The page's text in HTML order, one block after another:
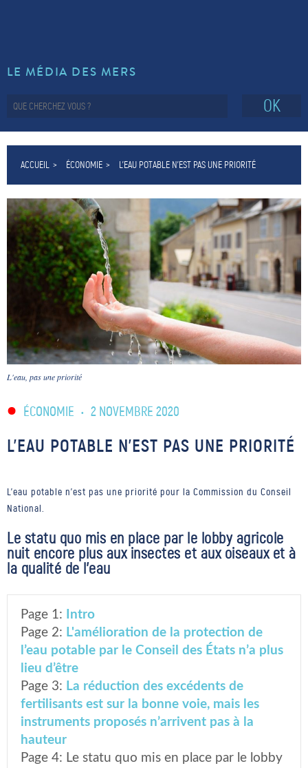
LE MÉDIA DES MERS
OK
ACCUEIL ÉCONOMIE L’EAU POTABLE N’EST PAS UNE PRIORITÉ
L'eau, pas une priorité
ÉCONOMIE • 2 NOVEMBRE 2020
L’EAU POTABLE N’EST PAS UNE PRIORITÉ
L'eau potable n'est pas une priorité pour la Commission du Conseil
National.
Le statu quo mis en place par le lobby agricole
nuit encore plus aux insectes et aux oiseaux et à
la qualité de l’eau
Page 1:
Intro
Page 2: L'amélioration de la protection de
l’eau potable par le Conseil des États n’a plus
lieu d’être
Page 3: La réduction des excédents de
fertilisants est sur la bonne voie, mais les
instruments proposés n’arrivent pas à la
hauteur
Page 4: Le statu quo mis en place par le lobby